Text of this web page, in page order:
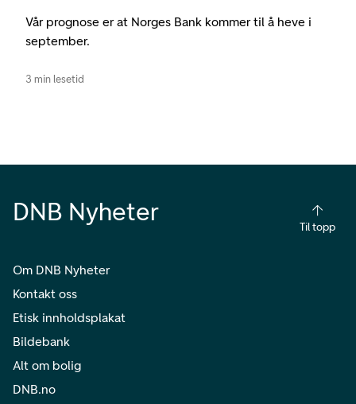
Vår prognose er at Norges Bank kommer til å heve i
september.
3 min lesetid
DNB Nyheter
Til topp
Om DNB Nyheter
Kontakt oss
Etisk innholdsplakat
Bildebank
Alt om bolig
DNB.no